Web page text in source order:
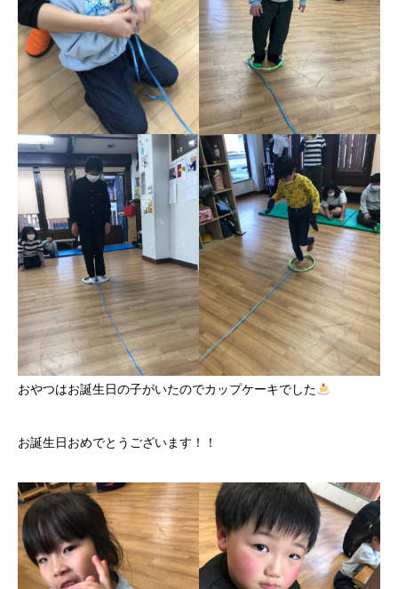
おやつはお誕生日の子がいたのでカップケーキでした
お誕生日おめでとうございます！！